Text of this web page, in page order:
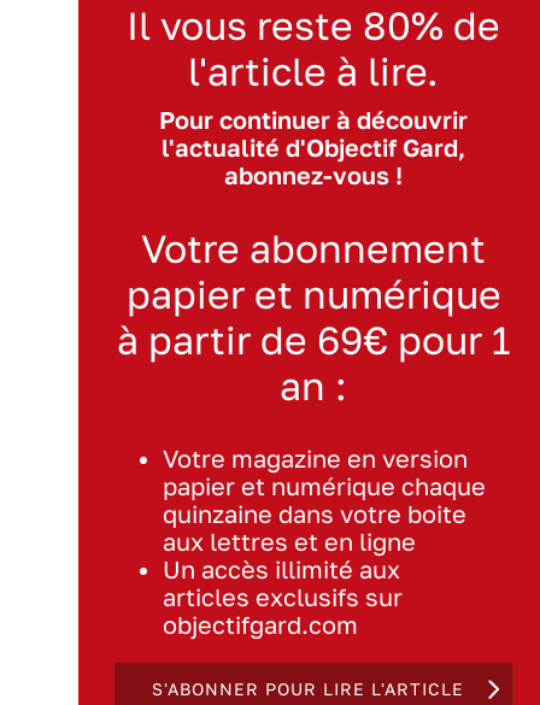
Il vous reste 80% de
l'article à lire.
Pour continuer à découvrir
l'actualité d'Objectif Gard,
abonnez-vous !
Votre abonnement
papier et numérique
à partir de 69€ pour 1
an :
Votre magazine en version
papier et numérique chaque
quinzaine dans votre boite
aux lettres et en ligne
Un accès illimité aux
articles exclusifs sur
objectifgard.com
S'ABONNER POUR LIRE L'ARTICLE